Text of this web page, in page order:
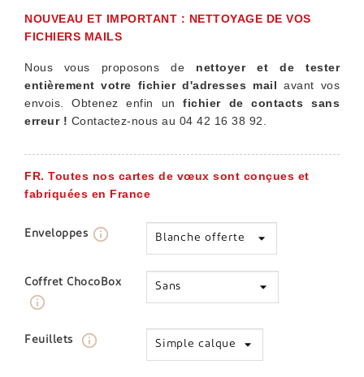
NOUVEAU ET IMPORTANT : NETTOYAGE DE VOS
FICHIERS MAILS
Nous vous proposons de nettoyer et de tester
entièrement votre fichier d'adresses mail avant vos
envois. Obtenez enfin unfichier de contacts sans
erreur ! Contactez-nous au 04 42 16 38 92.
FR. Toutes nos cartes de vœux sont conçues et
fabriquées en France
Enveloppes info_outline
Coffret ChocoBox
info_outline
Feuillets info_outline